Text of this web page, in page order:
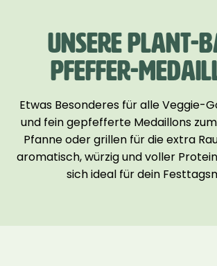
UNSERE PLANT-
PFEFFER-
Etwas Besonderes für alle Veggie-
und fein gepfefferte Medaillons
Pfanne oder grillen für die extra
aromatisch, würzig und voller
sich ideal für dein